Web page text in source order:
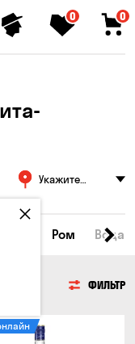
0 0
Укажите
Ром Вода
ФИЛЬТР